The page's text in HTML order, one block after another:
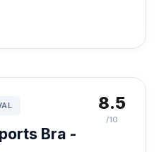
Bra -
8.5
/10